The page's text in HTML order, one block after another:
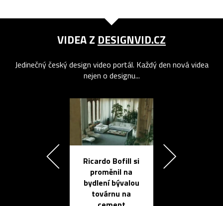
VIDEA Z DESIGNVID.CZ
Jedinečný český design video portál. Každý den nová videa
nejen o designu...
Ricardo Bofill si
proměnil na
bydlení bývalou
továrnu na